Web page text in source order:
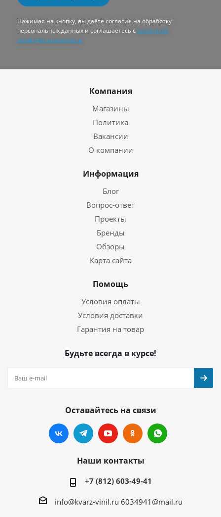
Нажимая на кнопку, вы даёте согласие на обработку
персональных данных и соглашаетесь с политикой
конфиденциальности
Компания
Магазины
Политика
Вакансии
О компании
Информация
Блог
Вопрос-ответ
Проекты
Бренды
Обзоры
Карта сайта
Помощь
Условия оплаты
Условия доставки
Гарантия на товар
Будьте всегда в курсе!
Оставайтесь на связи
Наши контакты
+7 (812) 603-49-41
info@kvarz-vinil.ru 6034941@mail.ru